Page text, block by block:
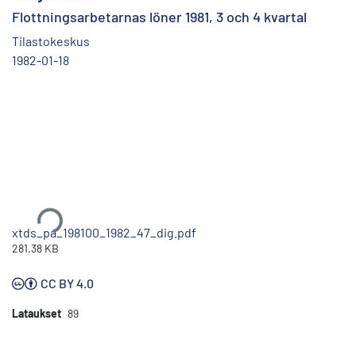
Flottningsarbetarnas löner 1981, 3 och 4 kvartal
Tilastokeskus
1982-01-18
xtds_pa_198100_1982_47_dig.pdf
281.38 KB
CC BY 4.0
Lataukset 89